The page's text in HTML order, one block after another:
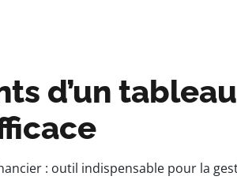
d’un
: outil indispensable pour la